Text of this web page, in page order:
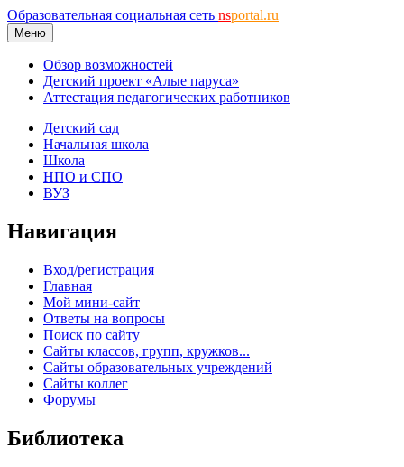
Образовательная социальная сеть nsportal.ru
Меню
Обзор возможностей
Детский проект «Алые паруса»
Аттестация педагогических работников
Детский сад
Начальная школа
Школа
НПО и СПО
ВУЗ
Навигация
Вход/регистрация
Главная
Мой мини-сайт
Ответы на вопросы
Поиск по сайту
Сайты классов, групп, кружков...
Сайты образовательных учреждений
Сайты коллег
Форумы
Библиотека